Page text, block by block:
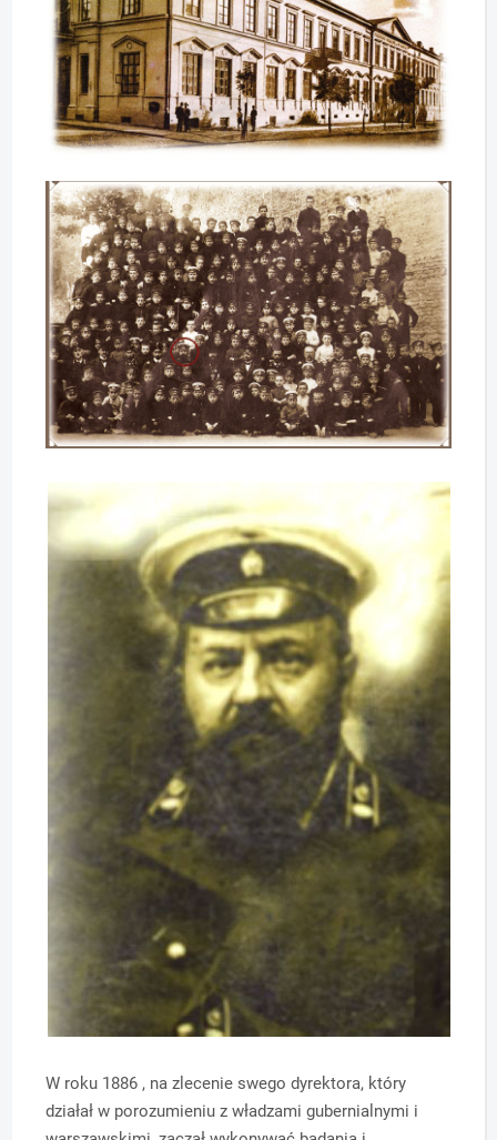
W roku 1886 , na zlecenie swego dyrektora, który
działał w porozumieniu z władzami gubernialnymi i